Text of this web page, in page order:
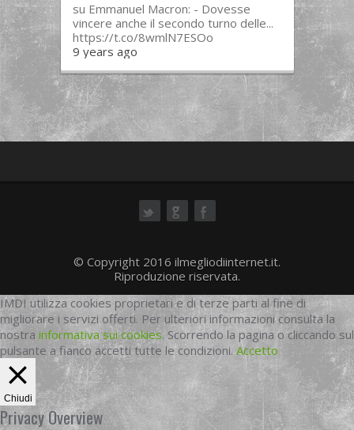
su Emmanuel Macron: - Dovesse
vincere anche il secondo turno delle...
https://t.co/8wmlN7ESOo
9 years ago
© Copyright 2016 ilmegliodiinternet.it.
Riproduzione riservata.
IMDI utilizza cookies proprietari e di terze parti al fine di
migliorare i servizi offerti. Per ulteriori informazioni consulta la
nostra informativa sui cookies. Scorrendo la pagina o cliccando sul
pulsante a fianco accetti tutte le condizioni.Accetto
Chiudi
Privacy Overview